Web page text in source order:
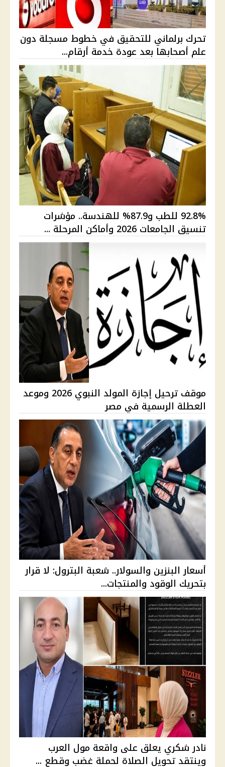
تحرك برلماني للتحقيق في خطوط مسجلة دون
علم أصحابها بعد عودة خدمة أرقام...
92.8% للطب و87.9% للهندسة.. مؤشرات
تنسيق الجامعات 2026 وأماكن المرحلة ...
موقف ترحيل إجازة المولد النبوي 2026 وموعد
العطلة الرسمية في مصر
أسعار البنزين والسولار.. شعبة البترول: لا قرار
بتحريك الوقود والمنتجات...
نادر شكري يعلق على واقعة مول العرب
وينتقد تحويل الصلاة لحملة غضب وقطع ...